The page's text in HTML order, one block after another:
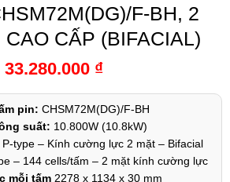
F-BH, 2
CAO CẤP (BIFACIAL)
33.280.000 ₫
pin: CHSM72M(DG)/F-BH
suất: 10.800W (10.8kW)
P-type – Kính cường lực 2 mặt – Bifacial
– 144 cells/tấm – 2 mặt kính cường lực
mỗi tấm 2278 x 1134 x 30 mm